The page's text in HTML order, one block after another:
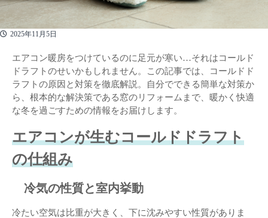
2025年11月5日
エアコン暖房をつけているのに足元が寒い…それはコールド
ドラフトのせいかもしれません。この記事では、コールドド
ラフトの原因と対策を徹底解説。自分でできる簡単な対策か
ら、根本的な解決策である窓のリフォームまで、暖かく快適
な冬を過ごすための情報をお届けします。
エアコンが生むコールドドラフト
の仕組み
冷気の性質と室内挙動
冷たい空気は比重が大きく、下に沈みやすい性質がありま